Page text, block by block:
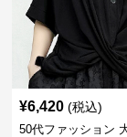
¥6,420 (税込)
50代ファッション